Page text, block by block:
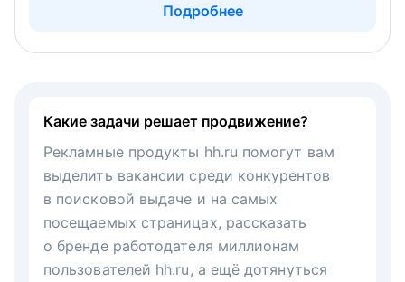
Подробнее
Какие задачи решает продвижение?
Рекламные продукты hh.ru помогут вам
выделить вакансии среди конкурентов
в поисковой выдаче и на самых
посещаемых страницах, рассказать
о бренде работодателя миллионам
пользователей hh.ru, а ещё дотянуться